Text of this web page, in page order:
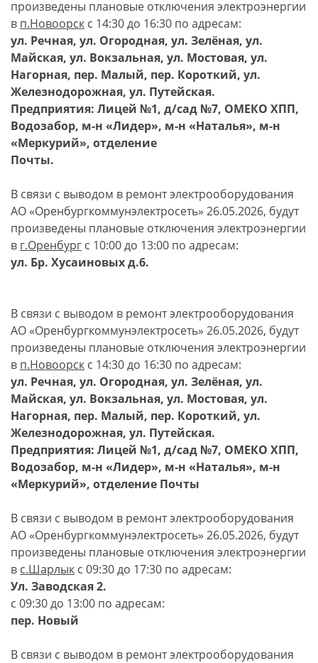
произведены плановые отключения электроэнергии
в п.Новоорск с 14:30 до 16:30 по адресам:
ул. Речная, ул. Огородная, ул. Зелёная, ул.
Майская, ул. Вокзальная, ул. Мостовая, ул.
Нагорная, пер. Малый, пер. Короткий, ул.
Железнодорожная, ул. Путейская.
Предприятия: Лицей №1, д/сад №7, ОМЕКО ХПП,
Водозабор, м-н «Лидер», м-н «Наталья», м-н
«Меркурий», отделение
Почты.
В связи с выводом в ремонт электрооборудования
АО «Оренбургкоммунэлектросеть» 26.05.2026, будут
произведены плановые отключения электроэнергии
в г.Оренбург с 10:00 до 13:00 по адресам:
ул. Бр. Хусаиновых д.6.
В связи с выводом в ремонт электрооборудования
АО «Оренбургкоммунэлектросеть» 26.05.2026, будут
произведены плановые отключения электроэнергии
в п.Новоорск с 14:30 до 16:30 по адресам:
ул. Речная, ул. Огородная, ул. Зелёная, ул.
Майская, ул. Вокзальная, ул. Мостовая, ул.
Нагорная, пер. Малый, пер. Короткий, ул.
Железнодорожная, ул. Путейская.
Предприятия: Лицей №1, д/сад №7, ОМЕКО ХПП,
Водозабор, м-н «Лидер», м-н «Наталья», м-н
«Меркурий», отделение Почты
В связи с выводом в ремонт электрооборудования
АО «Оренбургкоммунэлектросеть» 26.05.2026, будут
произведены плановые отключения электроэнергии
в с.Шарлык с 09:30 до 17:30 по адресам:
Ул. Заводская 2.
с 09:30 до 13:00 по адресам:
пер. Новый
В связи с выводом в ремонт электрооборудования